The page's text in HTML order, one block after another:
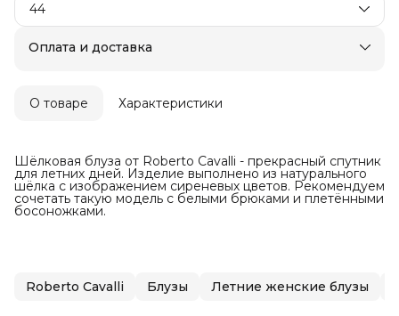
44
Оплата и доставка
Оплата после примерки
О товаре Характеристики
Шёлковая блуза от Roberto Cavalli - прекрасный спутник
для летних дней. Изделие выполнено из натурального
шёлка с изображением сиреневых цветов. Рекомендуем
сочетать такую модель с белыми брюками и плетёнными
босоножками.
Roberto Cavalli Блузы Летние женские блузы